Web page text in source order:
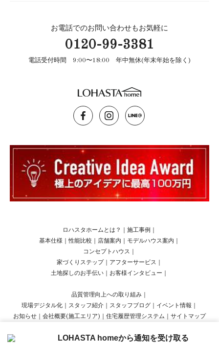
お電話でのお問い合わせもお気軽に
0120-99-3381
電話受付時間 9:00〜18:00 年中無休(年末年始を除く)
ロハスタホームとは？ 施工事例
基本仕様 ｜性能比較 店舗案内 モデルハウス案内
コンセプトハウス
家づくりステップ
アフターサービス
土地探しのお手伝い
お客様インタビュー
品質管理向上への取り組み
現場デジタル化
スタッフ紹介 スタッフブログ イベント情報
お知らせ
会社概要(施工エリア) 住宅履歴管理システム サイトマップ
Copyright © LOHASTA home presented by LOHAS studio All Rights Reserved.
LOHASTA homeから通知を受け取る